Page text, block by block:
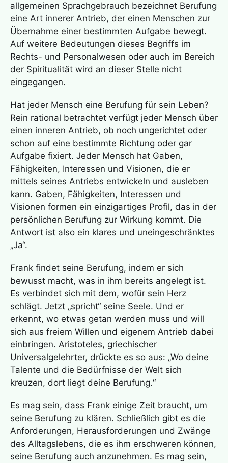
allgemeinen Sprachgebrauch bezeichnet Berufung
eine Art innerer Antrieb, der einen Menschen zur
Übernahme einer bestimmten Aufgabe bewegt.
Auf weitere Bedeutungen dieses Begriffs im
Rechts- und Personalwesen oder auch im Bereich
der Spiritualität wird an dieser Stelle nicht
eingegangen.
Hat jeder Mensch eine Berufung für sein Leben?
Rein rational betrachtet verfügt jeder Mensch über
einen inneren Antrieb, ob noch ungerichtet oder
schon auf eine bestimmte Richtung oder gar
Aufgabe fixiert. Jeder Mensch hat Gaben,
Fähigkeiten, Interessen und Visionen, die er
mittels seines Antriebs entwickeln und ausleben
kann. Gaben, Fähigkeiten, Interessen und
Visionen formen ein einzigartiges Profil, das in der
persönlichen Berufung zur Wirkung kommt. Die
Antwort ist also ein klares und uneingeschränktes
„Ja“.
Frank findet seine Berufung, indem er sich
bewusst macht, was in ihm bereits angelegt ist.
Es verbindet sich mit dem, wofür sein Herz
schlägt. Jetzt „spricht“ seine Seele. Und er
erkennt, wo etwas getan werden muss und will
sich aus freiem Willen und eigenem Antrieb dabei
einbringen. Aristoteles, griechischer
Universalgelehrter, drückte es so aus: „Wo deine
Talente und die Bedürfnisse der Welt sich
kreuzen, dort liegt deine Berufung.“
Es mag sein, dass Frank einige Zeit braucht, um
seine Berufung zu klären. Schließlich gibt es die
Anforderungen, Herausforderungen und Zwänge
des Alltagslebens, die es ihm erschweren können,
seine Berufung auch anzunehmen. Es mag sein,